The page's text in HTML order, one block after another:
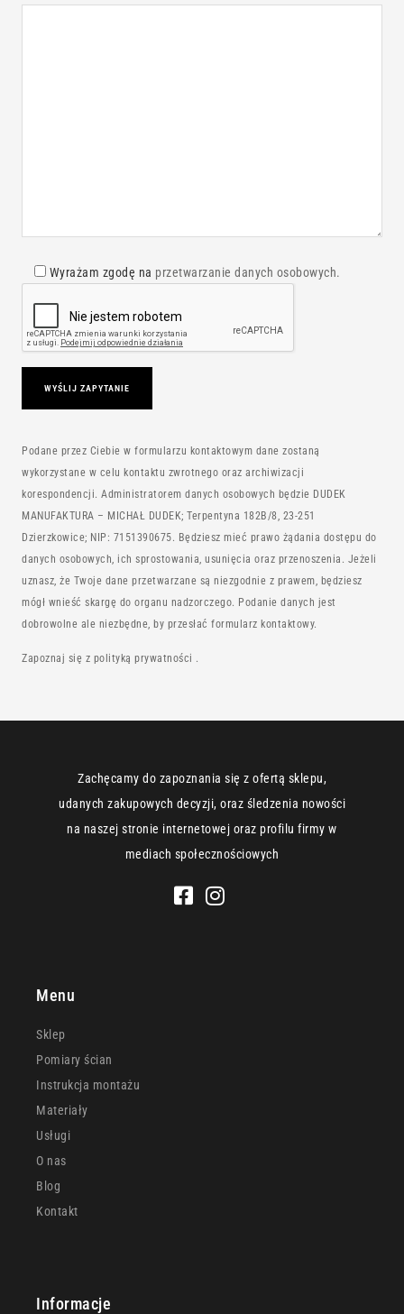
Wyrażam zgodę na przetwarzanie danych osobowych.
Podane przez Ciebie w formularzu kontaktowym dane zostaną
wykorzystane w celu kontaktu zwrotnego oraz archiwizacji
korespondencji. Administratorem danych osobowych będzie DUDEK
MANUFAKTURA – MICHAŁ DUDEK; Terpentyna 182B/8, 23-251
Dzierzkowice; NIP: 7151390675. Będziesz mieć prawo żądania dostępu do
danych osobowych, ich sprostowania, usunięcia oraz przenoszenia. Jeżeli
uznasz, że Twoje dane przetwarzane są niezgodnie z prawem, będziesz
mógł wnieść skargę do organu nadzorczego. Podanie danych jest
dobrowolne ale niezbędne, by przesłać formularz kontaktowy.
Zapoznaj się z polityką prywatności .
Zachęcamy do zapoznania się z ofertą sklepu,
udanych zakupowych decyzji, oraz śledzenia nowości
na naszej stronie internetowej oraz profilu firmy w
mediach społecznościowych
Informacje
Menu
Sklep
Pomiary ścian
Instrukcja montażu
Materiały
Usługi
O nas
Blog
Kontakt